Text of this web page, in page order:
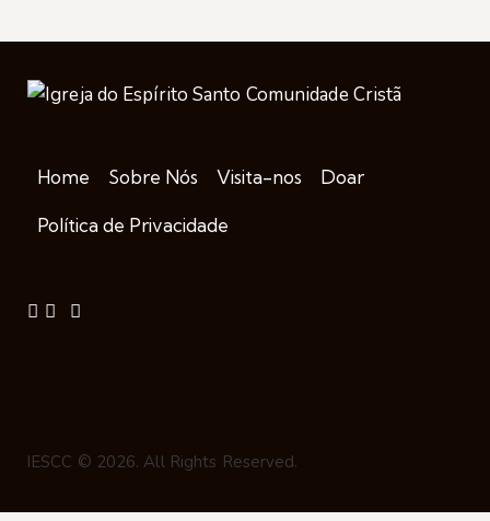
Home Sobre Nós Visita-nos Doar
Política de Privacidade
IESCC © 2026. All Rights Reserved.